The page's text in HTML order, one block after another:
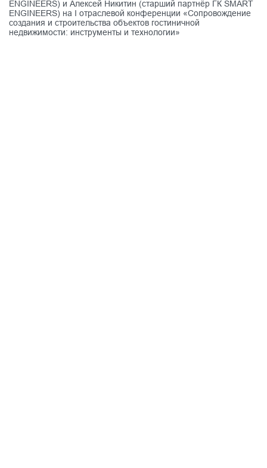
ENGINEERS) и Алексей Никитин (старший партнёр ГК SMART
ENGINEERS) на I отраслевой конференции «Сопровождение
создания и строительства объектов гостиничной
недвижимости: инструменты и технологии»